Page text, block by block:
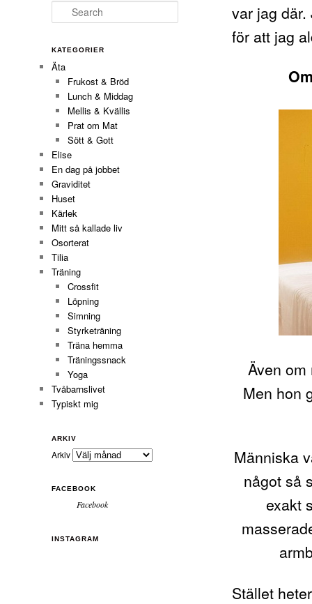
var jag
för att jag
Även
Men hon
Människa
något så
exakt
Stället heter
Search
KATEGORIER
Äta
Frukost & Bröd
Lunch & Middag
Mellis & Kvällis
Prat om Mat
Sött & Gott
Elise
En dag på jobbet
Graviditet
Huset
Kärlek
Mitt så kallade liv
Osorterat
Tilia
Träning
Crossfit
Löpning
Simning
Styrketräning
Träna hemma
Träningssnack
Yoga
Tvåbarnslivet
Typiskt mig
ARKIV
Arkiv
FACEBOOK
Facebook
INSTAGRAM